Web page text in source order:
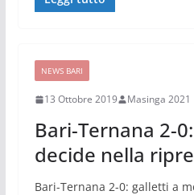
NEWS BARI
13 Ottobre 2019 Masinga 2021
Bari-Ternana 2-
decide nella
Bari-Ternana 2-0: galletti a